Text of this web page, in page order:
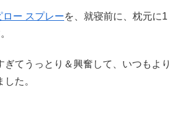
ロー スプレーを、就寝前に、枕元に1
ぎてうっとり＆興奮して、いつもより
た。